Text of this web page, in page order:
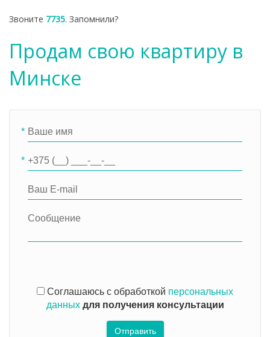
Звоните 7735. Запомнили?
Продам свою квартиру в
Минске
*
*
Соглашаюсь с обработкой персональных
данных для получения консультации
Отправить